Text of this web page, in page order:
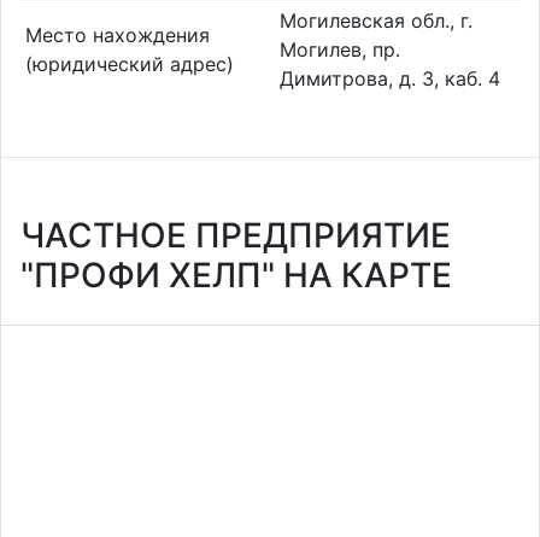
Место нахождения
(юридический адрес)
Могилевская обл., г.
Могилев, пр.
Димитрова, д. 3, каб. 4
ЧАСТНОЕ ПРЕДПРИЯТИЕ
"ПРОФИ ХЕЛП" НА КАРТЕ